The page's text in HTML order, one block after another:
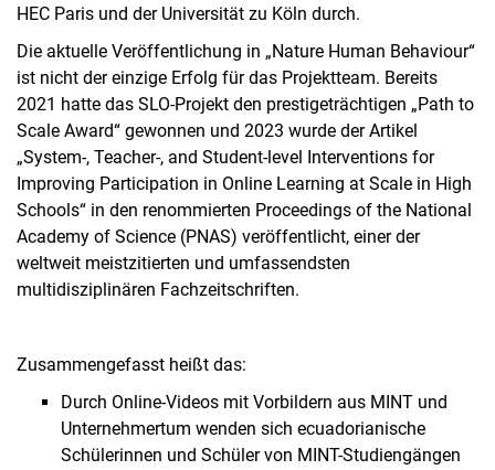
HEC Paris und der Universität zu Köln durch.
Die aktuelle Veröffentlichung in „Nature Human Behaviour“
ist nicht der einzige Erfolg für das Projektteam. Bereits
2021 hatte das SLO-Projekt den prestigeträchtigen „Path to
Scale Award“ gewonnen und 2023 wurde der Artikel
„System-, Teacher-, and Student-level Interventions for
Improving Participation in Online Learning at Scale in High
Schools“ in den renommierten Proceedings of the National
Academy of Science (PNAS) veröffentlicht, einer der
weltweit meistzitierten und umfassendsten
multidisziplinären Fachzeitschriften.
Zusammengefasst heißt das:
Durch Online-Videos mit Vorbildern aus MINT und
Unternehmertum wenden sich ecuadorianische
Schülerinnen und Schüler von MINT-Studiengängen